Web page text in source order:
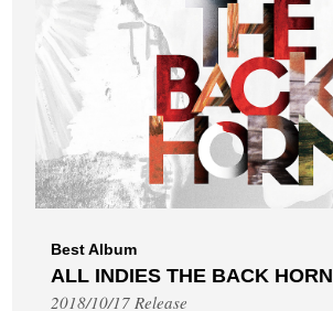
Best Album
ALL INDIES THE BACK HORN
2018/10/17 Release